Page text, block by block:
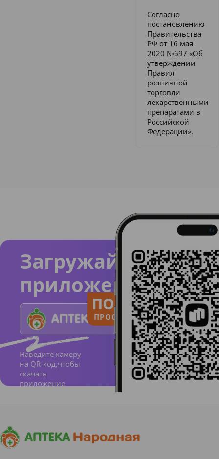
Согласно
постановлению
Правительства
РФ от 16 мая
2020 №697 «Об
утверждении
Правил
розничной
торговли
лекарственными
препаратами в
Российской
Федерации».
Загружайте
приложение
Наведите камеру
на QR-код,чтобы
скачать
приложение
ПОЛЬЗУЙСЯ
ПРОСТО И ПОНЯТНО